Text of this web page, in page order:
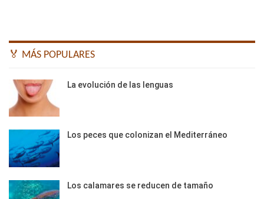
🏅 MÁS POPULARES
La evolución de las lenguas
Los peces que colonizan el Mediterráneo
Los calamares se reducen de tamaño